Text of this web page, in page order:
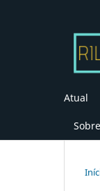
Atual